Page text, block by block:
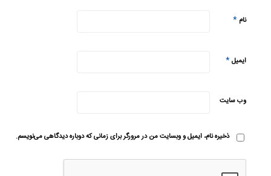
نام*
ایمیل*
وب‌ سایت
ذخیره نام، ایمیل و وبسایت من در مرورگر برای زمانی که دوباره دیدگاهی می‌نویسم.